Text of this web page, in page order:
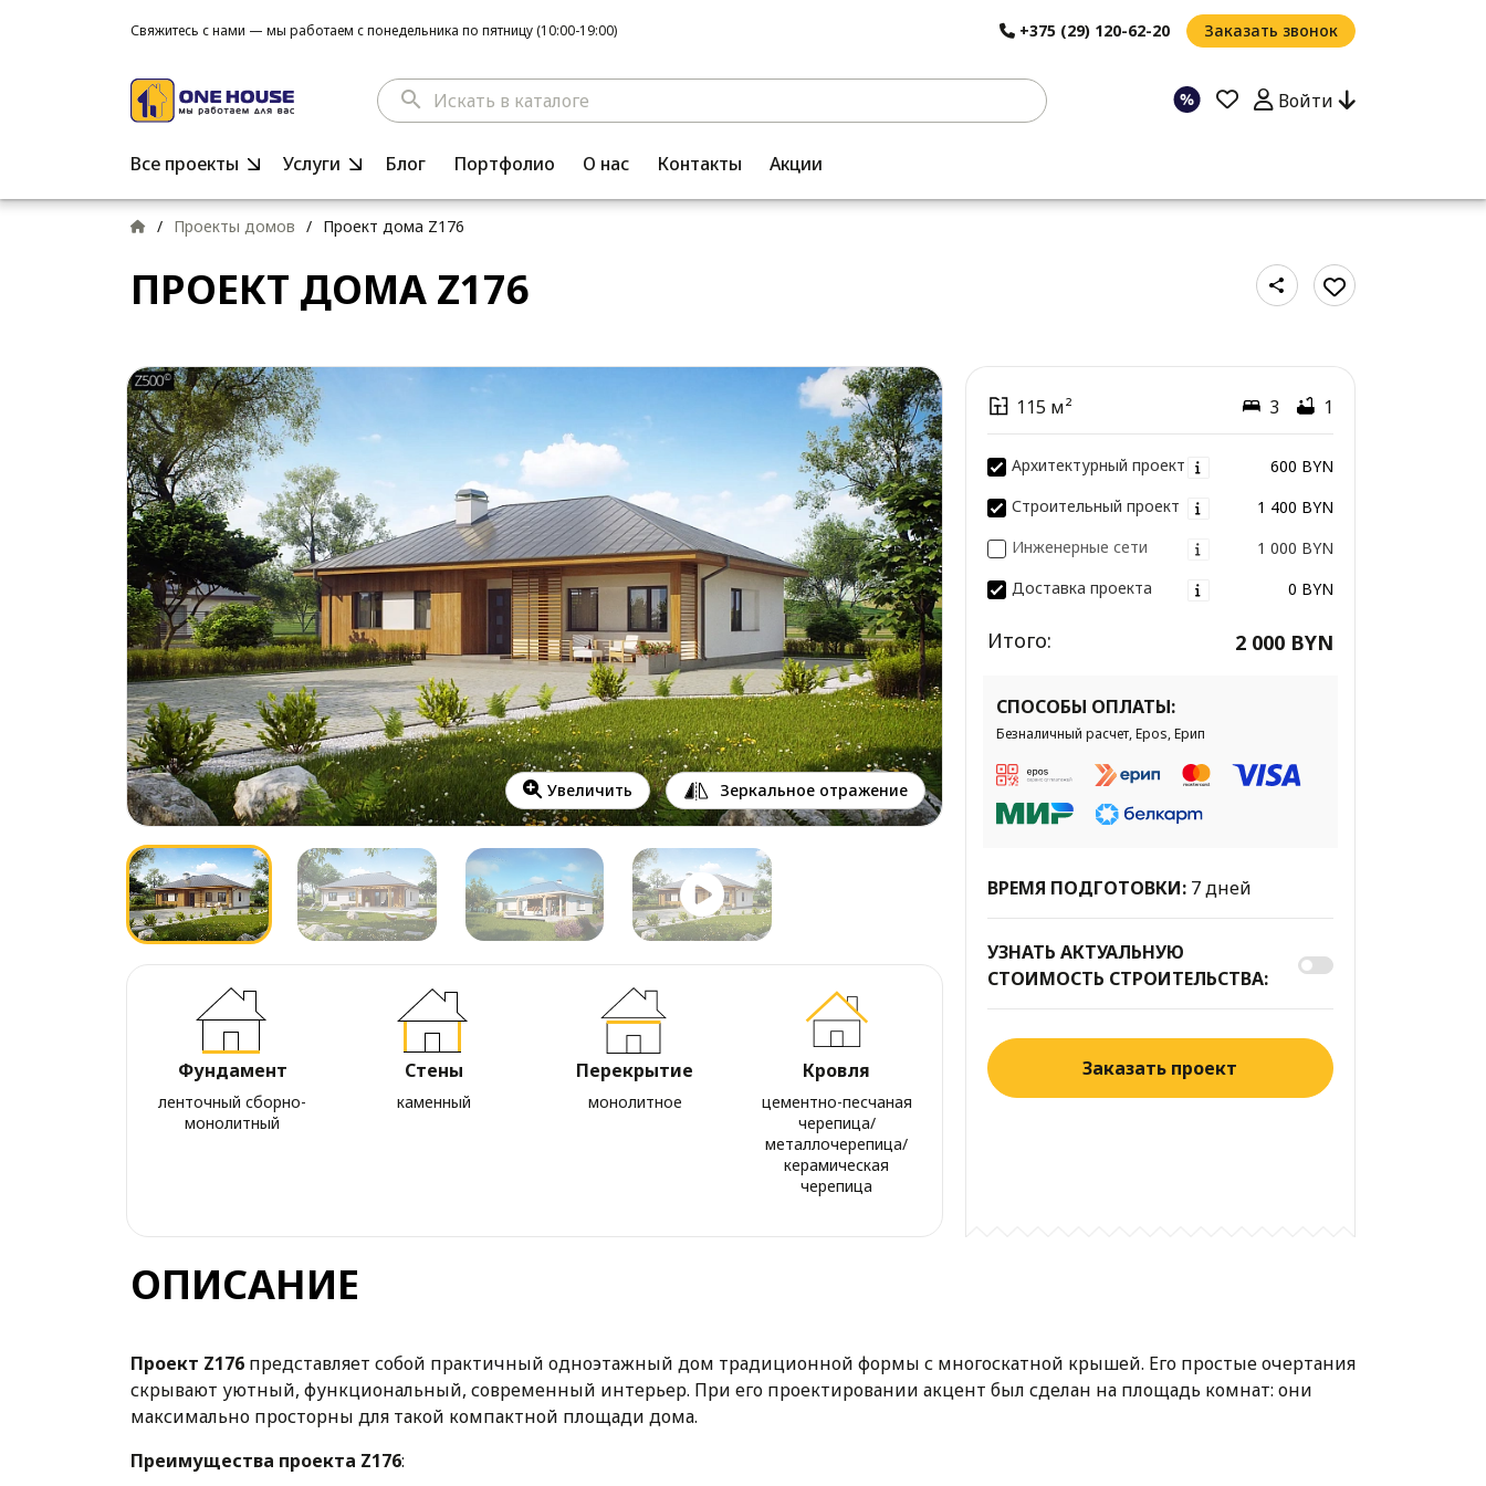
Свяжитесь с нами — мы работаем с понедельника по пятницу (10:00-19:00) +375 (29) 120-62-20 Заказать звонок
search Войти
Все проекты Услуги Блог Портфолио О нас Контакты Акции
/ Проекты домов / Проект дома Z176
ПРОЕКТ ДОМА Z176
Увеличить Зеркальное отражение
Фундамент
ленточный сборно-
монолитный
Стены
каменный
Перекрытие
монолитное
Кровля
цементно-песчаная
черепица/
металлочерепица/
керамическая
черепица
115 м² 3 1
Архитектурный проект
600 BYN
Строительный проект
1 400 BYN
Инженерные сети
1 000 BYN
Доставка проекта
0 BYN
Итого: 2 000 BYN
СПОСОБЫ ОПЛАТЫ:
Безналичный расчет, Epos, Ерип
ВРЕМЯ ПОДГОТОВКИ: 7 дней
УЗНАТЬ АКТУАЛЬНУЮ
СТОИМОСТЬ СТРОИТЕЛЬСТВА:
Заказать проект
ОПИСАНИЕ
Проект Z176 представляет собой практичный одноэтажный дом традиционной формы с многоскатной крышей. Его простые очертания
скрывают уютный, функциональный, современный интерьер. При его проектировании акцент был сделан на площадь комнат: они
максимально просторны для такой компактной площади дома.
Преимущества проекта Z176: